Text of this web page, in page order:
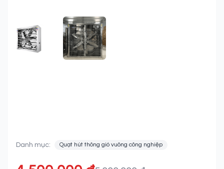
FEATURED IMAGEGALLERY IMAGE 1
Danh mục: Quạt hút thông gió vuông công nghiệp